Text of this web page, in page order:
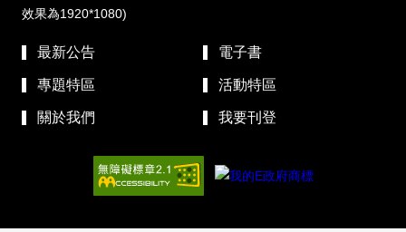
效果為1920*1080)
最新公告 電子書
專題特區 活動特區
關於我們 我要刊登